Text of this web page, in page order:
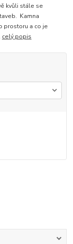
kvůli stále se
Kamna
prostoru a co je
celý popis